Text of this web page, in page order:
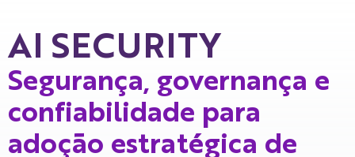
AI SECURITY
Segurança, governança e
confiabilidade para
adoção estratégica de